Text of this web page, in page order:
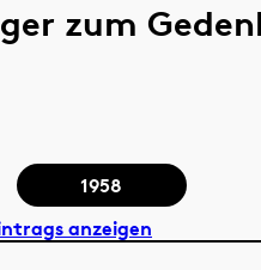
zum
1958
anzeigen